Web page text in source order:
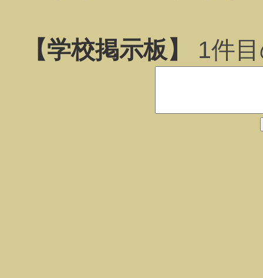
【学校掲示板】 1件